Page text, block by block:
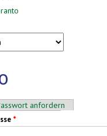
anfordern
*